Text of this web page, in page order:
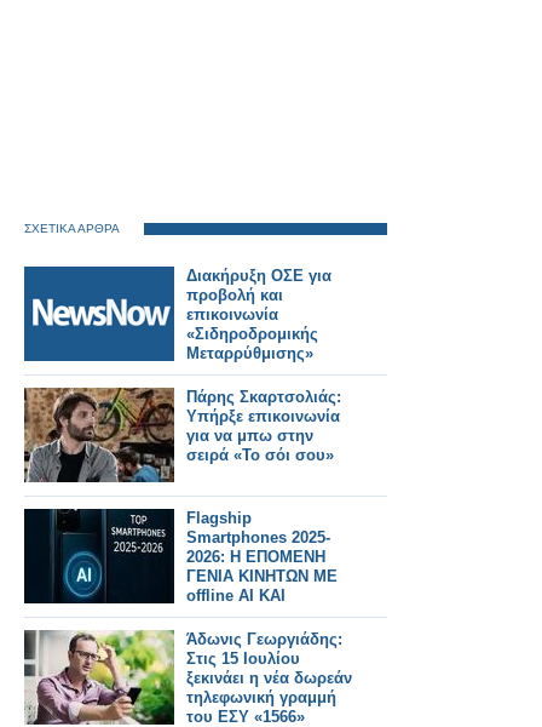
ΣΧΕΤΙΚΑ ΑΡΘΡΑ
Διακήρυξη ΟΣΕ για
προβολή και
επικοινωνία
«Σιδηροδρομικής
Μεταρρύθμισης»
Πάρης Σκαρτσολιάς:
Υπήρξε επικοινωνία
για να μπω στην
σειρά «Το σόι σου»
Flagship
Smartphones 2025-
2026: Η ΕΠΟΜΕΝΗ
ΓΕΝΙΑ ΚΙΝΗΤΩΝ ΜΕ
offline AI ΚΑΙ
ΔΟΡΥΦΟΡΙΚΗ
ΕΠΙΚΟΙΝΩΝΙΑ
Άδωνις Γεωργιάδης:
Στις 15 Ιουλίου
ξεκινάει η νέα δωρεάν
τηλεφωνική γραμμή
του ΕΣΥ «1566»